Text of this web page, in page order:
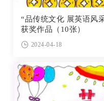
“品传统文化 展英语风
获奖作品（10张）
2024-04-18